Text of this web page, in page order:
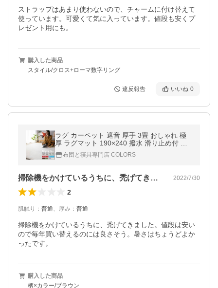
ストラップはあまり使わないので、チャームに付け替えて
使っています。可愛くて気に入っています。値段も安くプ
レゼント用にも。
購入した商品
スタイル/クロス+ローマ数字リング
違反報告 いいね 0
ラグ カーペット 遮音 厚手 3畳 おしゃれ 極
厚 ラグマット 190×240 撥水 滑り止め付 防
音 フランネル オールシーズン ペット 足音
北欧 20A021
布団と寝具専門店 COLORS
掃除機をかけているうちに、禿げてきまし… 2022/7/30
2
肌触り ： 普通、 厚み ： 普通
掃除機をかけているうちに、禿げてきました。値段は安い
ので毎年買い替えるのには良さそう。暑さはちょうどよか
ったです。
購入した商品
柄×カラー/ブラウン